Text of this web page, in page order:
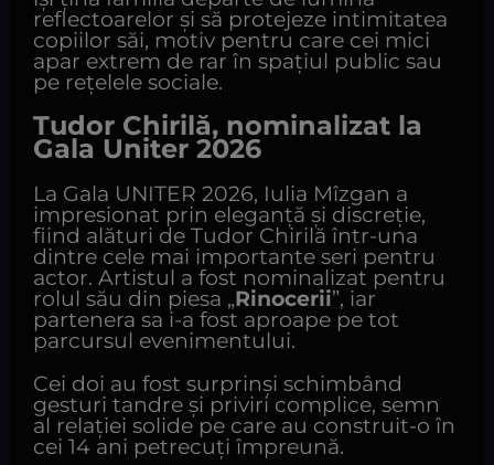
reflectoarelor și să protejeze intimitatea
copiilor săi, motiv pentru care cei mici
apar extrem de rar în spațiul public sau
pe rețelele sociale.
Tudor Chirilă, nominalizat la
Gala Uniter 2026
La Gala UNITER 2026, Iulia Mîzgan a
impresionat prin eleganță și discreție,
fiind alături de Tudor Chirilă într-una
dintre cele mai importante seri pentru
actor. Artistul a fost nominalizat pentru
rolul său din piesa „Rinocerii”, iar
partenera sa i-a fost aproape pe tot
parcursul evenimentului.
Cei doi au fost surprinși schimbând
gesturi tandre și priviri complice, semn
al relației solide pe care au construit-o în
cei 14 ani petrecuți împreună.